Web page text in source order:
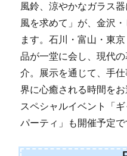
風鈴、涼やかなガラス
風を求めて」が、金沢
ます。石川・富山・東
品が一堂に会し、現代
介。展示を通じて、手仕
界に心癒される時間を
スペシャルイベント「
パーティ」も開催予定で